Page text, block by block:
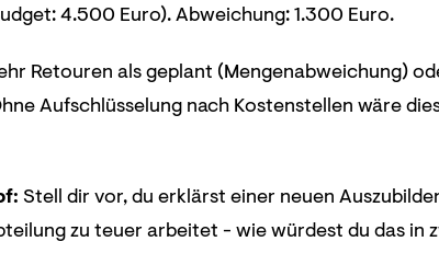
4.500 Euro). Abweichung: 1.300 Euro.
Retouren als geplant (Mengenabweichung)
Aufschlüsselung nach Kostenstellen wäre
Stell dir vor, du erklärst einer neuen
zu teuer arbeitet - wie würdest du das in